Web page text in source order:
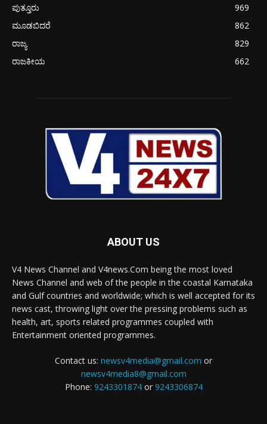
ಪುತ್ತೂರು
969
ಮೂಡಬಿದರೆ
862
ರಾಜ್ಯ
829
ರಾಜಕೀಯ
662
ABOUT US
V4 News Channel and V4news.Com being the most loved
News Channel and web of the people in the coastal Karnataka
and Gulf countries and worldwide; which is well accepted for its
news cast, throwing light over the pressing problems such as
health, art, sports related programmes coupled with
Entertainment oriented programmes.
Contact us: newsv4media@gmail.com or
newsv4media8@gmail.com
Phone: 9243301874or 9243306874